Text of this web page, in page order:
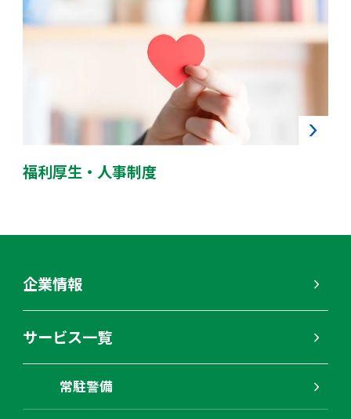
福利厚生・人事制度
企業情報
サービス一覧
常駐警備